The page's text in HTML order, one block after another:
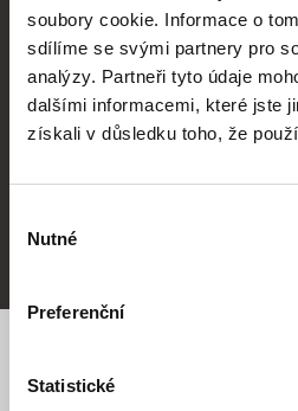
soubory cookie. Informace o
sdílíme se svými partnery pro
analýzy. Partneři tyto údaje
dalšími informacemi, které jste
získali v důsledku toho, že
souhlasu
Nutné
Preferenční
Statistické
Chcete být pravidelně